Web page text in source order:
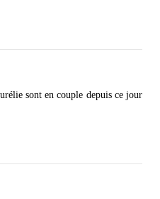
sont en couple depuis ce jour